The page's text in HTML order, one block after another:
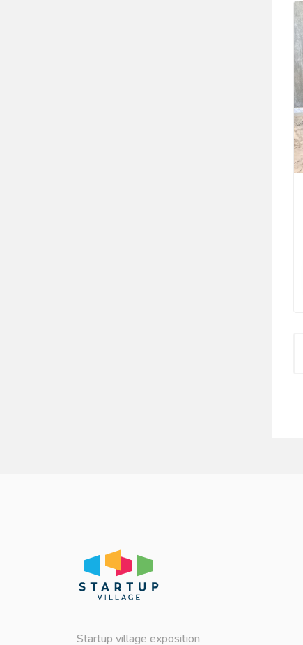
Startup village exposition